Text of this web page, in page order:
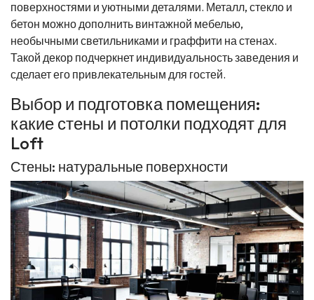
поверхностями и уютными деталями. Металл, стекло и
бетон можно дополнить винтажной мебелью,
необычными светильниками и граффити на стенах.
Такой декор подчеркнет индивидуальность заведения и
сделает его привлекательным для гостей.
Выбор и подготовка помещения:
какие стены и потолки подходят для
Loft
Стены: натуральные поверхности